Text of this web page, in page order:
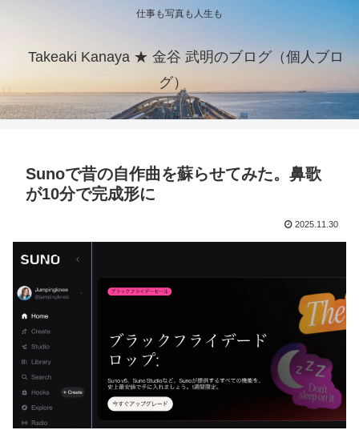
仕事も写真も人生も
Takeaki Kanaya ★ 金谷 武明のブログ（個人ブロ
グ）
Sunoで昔の自作曲を蘇らせてみた。鼻歌
が10分で完成形に
2025.11.30